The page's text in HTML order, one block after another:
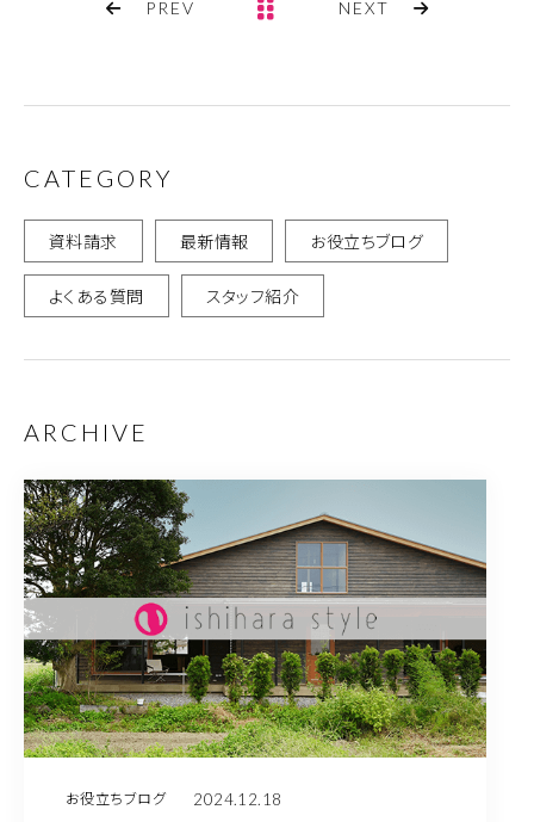
PREV NEXT
CATEGORY
資料請求 最新情報 お役立ちブログ
よくある質問 スタッフ紹介
ARCHIVE
お役立ちブログ 2024.12.18